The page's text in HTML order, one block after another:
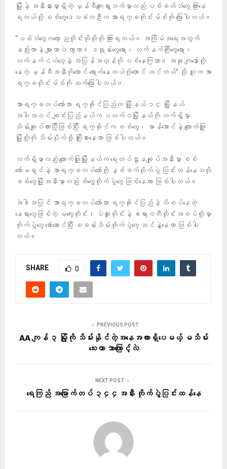
မြို့နဲ့ အနီးနားမှာရှိတဲ့ မှန်စီကျေးရွာဘက်မှာလည်း ပစ်ခတ်သံတွေ ကြားနေ
ရတယ်လို့ စစ်တွေဒေသခံတဦးက အာရက္ခတိုင်းမ်စ်ကို ပြောပါတယ်။
“ပစ်သံတွေကတော့ ညတိုင်းလိုလိုကို ကြားရတယ်။ အကြိမ်အရေအတွက်
နည်းတာနဲ့ များတာပဲ ကွာတာ။ ဒရုန်းတွေရော၊ လက်နက်ကြီးတွေရော၊
လက်နက်ငယ်တွေနဲ့ အပြန်အလှန်ကို ပစ်နေကြတာ။ အခု ကျနော်တို့
နေတဲ့ မှန်စီအနီးကိုတောင် ရောက်နေတယ်လို့တောင် ထင်တယ်” လို့ သူက အာ
ရက္ခတိုင်းမ်စ်ကို ဆက်ပြောပါတယ်။
အာရက္ခတပ်တော်ဟာ ရက္ခိုင်ပြည်က မြို့နယ် ၁၄ မြို့နယ်
အပါအဝင် ချင်းပြည်နယ်က ပလက်ဝမြို့နယ်ကို လက်ရှိမှာ
ထိန်းချုပ်ထားပြီဖြစ်ပြီး ရက္ခိုင်က စစ်တွေ၊ မာန်အောင်နဲ့ ကျောက်ဖြူ
မြို့တို့ကို သိမ်းပိုက်ဖို့ ကြိုးစားနေတာ ဖြစ်ပါတယ်။
လက်ရှိမှာလည်း ကျောက်ဖြူမြို့နယ်က ရေတပ်ဌာနချုပ်အနီးမှာ စစ်
ကော်မရှင်နဲ့ အာရက္ခတပ်တော်တို့ နှစ်ဖက်တိုက်ပွဲ ပြင်းထန်နေသလို
စစ်တွေမြို့အနီးမှာလည်း ထိတွေ့တိုက်ပွဲတွေ ဖြစ်နေတာ ဖြစ်ပါတယ်။
အဲဒါအပြင် အာရက္ခတပ်တော်ဟာ ရက္ခိုင်ပြည်နဲ့ ထိစပ်နေတဲ့
နေရာတွေဖြစ်တဲ့ မကွေးတိုင်း၊ ပဲခူးတိုင်းနဲ့ ဧရာဝတီတိုင်းအစပ်တို့မှာ
တိုက်ပွဲတွေ ဖော်ဆောင်ပြီး စခန်းသိမ်းတိုက်ပွဲတွေ ဆင်နွှဲနေတာ ဖြစ်ပါ
တယ်။
SHARE 0
PREVIOUS POST
AA ကျန် ၃ မြို့ကို သိမ်းနိုင်တဲ့အနေအထားရှိပေမယ့် မသိမ်း
သေးတာ ဘာကြောင့်လဲ
NEXT POST
‎ရေကြည် အမြောက်တပ် ၃၄၄အနီး တိုက်ပွဲပြင်းထန်နေ